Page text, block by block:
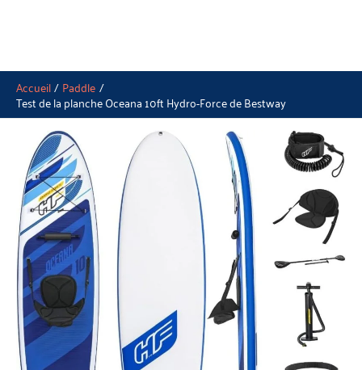
Accueil Paddle
Test de la planche Oceana 10ft Hydro-Force de Bestway